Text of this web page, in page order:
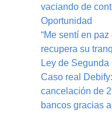
vaciando de
Oportunidad
“Me sentí en
recupera su
Ley de Segunda
Caso real
cancelación de
bancos gracias